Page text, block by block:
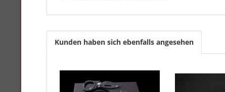
Kunden haben sich ebenfalls angesehen